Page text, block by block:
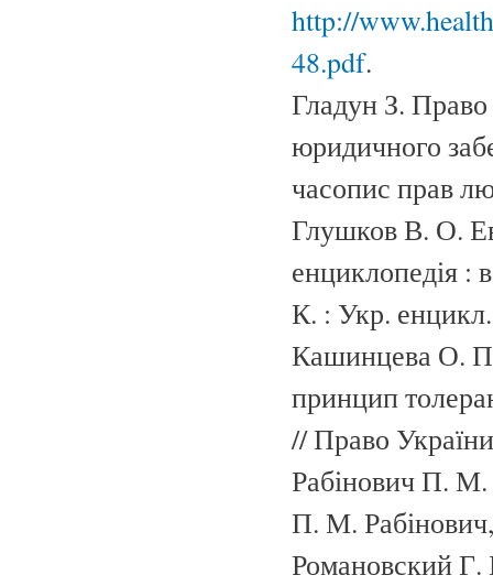
http://
48.pdf.
Гладун З.
юридичного
часопис прав
Глушков В. О.
енциклопедія
К. : Укр.
Кашинцева О.
принцип
// Право
Рабінович П. М.
П. М.
Романовский Г.